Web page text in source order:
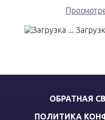
ОБРАТНАЯ
ПОЛИТИКА